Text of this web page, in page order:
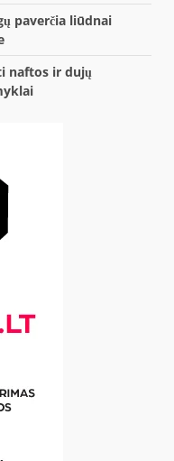
paverčia liūdnai
naftos ir dujų